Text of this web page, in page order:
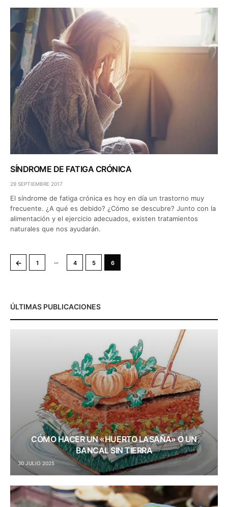
SÍNDROME DE FATIGA CRÓNICA
29 SEPTIEMBRE 2017
El síndrome de fatiga crónica es hoy en día un trastorno muy
frecuente. ¿A qué es debido? ¿Cómo se descubre? Junto con la
alimentación y el ejercicio adecuados, existen tratamientos
naturales que nos ayudarán.
← 1 … 4 5 6
ÚLTIMAS PUBLICACIONES
CÓMO HACER UN «HUERTO LASAÑA» O UN
BANCAL SIN TIERRA
30 JULIO 2025